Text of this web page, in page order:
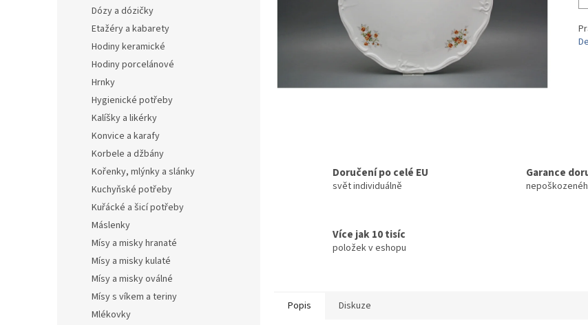
Dózy a dózičky
Etažéry a kabarety
Hodiny keramické
Hodiny porcelánové
Hrnky
Hygienické potřeby
Kalíšky a likérky
Konvice a karafy
Korbele a džbány
Kořenky, mlýnky a slánky
Kuchyňské potřeby
Kuřácké a šicí potřeby
Máslenky
Mísy a misky hranaté
Mísy a misky kulaté
Mísy a misky oválné
Mísy s víkem a teriny
Mlékovky
Doručení po celé EU
svět individuálně
Garance
Více jak 10 tisíc
položek v eshopu
Popis Diskuze